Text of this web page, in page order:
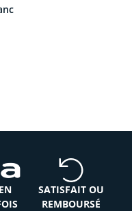
SATISFAIT OU
REMBOURSÉ